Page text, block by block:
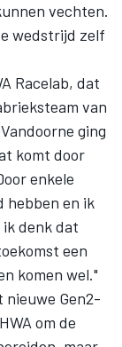
vechten.
wedstrijd zelf
Racelab, dat
van
ging
komt door
enkele
hebben en ik
denk dat
een
komen wel."
nieuwe Gen2-
om de